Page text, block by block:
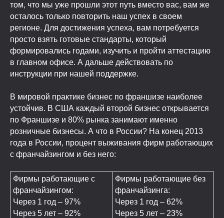
том, что мы уже прошли этот путь вместо вас, вам же
осталось только повторить наш успех в своем
регионе. Для достижения успеха, вам потребуется
просто взять готовые стандарты, который
формировались годами, изучить и пройти аттестацию
в главном офисе. А дальше действовать по
инструкции при нашей поддержке.
В мировой практике бизнес по франшизе наиболее
устойчив. В США каждый второй бизнес открывается
по Франшизе и 80% рынка занимают именно
розничные бизнесы. А что в России? На конец 2013
года в России, процент выживания фирм работающих
с франчайзингом и без него:
Фирмы работающие с
франчайзингом:
Через 1 год – 97%
Через 5 лет – 92%
Фирмы работающие без
франчайзинга:
Через 1 год – 62%
Через 5 лет – 23%